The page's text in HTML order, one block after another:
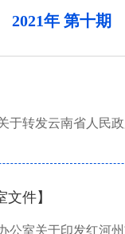
2021年 第十期
文件】